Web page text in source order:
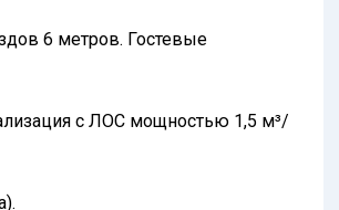
6 метров. Гостевые
с ЛОС мощностью 1,5 м³/